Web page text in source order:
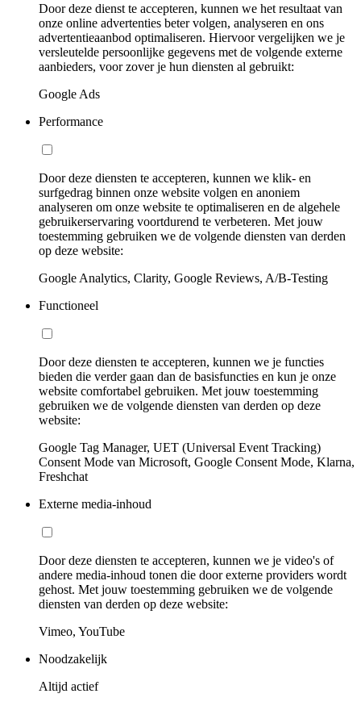
Door deze dienst te accepteren, kunnen we het resultaat van
onze online advertenties beter volgen, analyseren en ons
advertentieaanbod optimaliseren. Hiervoor vergelijken we je
versleutelde persoonlijke gegevens met de volgende externe
aanbieders, voor zover je hun diensten al gebruikt:
Google Ads
Performance
Door deze diensten te accepteren, kunnen we klik- en
surfgedrag binnen onze website volgen en anoniem
analyseren om onze website te optimaliseren en de algehele
gebruikerservaring voortdurend te verbeteren. Met jouw
toestemming gebruiken we de volgende diensten van derden
op deze website:
Google Analytics, Clarity, Google Reviews, A/B-Testing
Functioneel
Door deze diensten te accepteren, kunnen we je functies
bieden die verder gaan dan de basisfuncties en kun je onze
website comfortabel gebruiken. Met jouw toestemming
gebruiken we de volgende diensten van derden op deze
website:
Google Tag Manager, UET (Universal Event Tracking)
Consent Mode van Microsoft, Google Consent Mode, Klarna,
Freshchat
Externe media-inhoud
Door deze diensten te accepteren, kunnen we je video's of
andere media-inhoud tonen die door externe providers wordt
gehost. Met jouw toestemming gebruiken we de volgende
diensten van derden op deze website:
Vimeo, YouTube
Noodzakelijk
Altijd actief